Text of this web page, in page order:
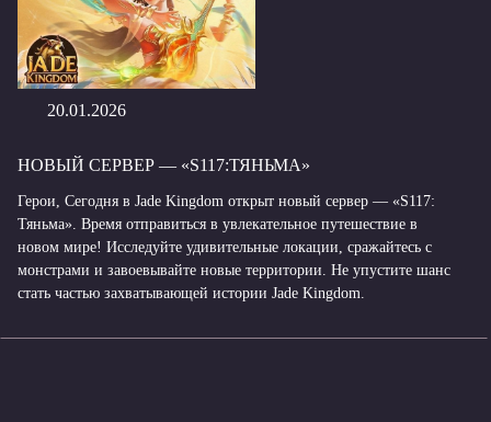
20.01.2026
НОВЫЙ СЕРВЕР — «S117:ТЯНЬМА»
Герои, Сегодня в Jade Kingdom открыт новый сервер — «S117:
Тяньма». Время отправиться в увлекательное путешествие в
новом мире! Исследуйте удивительные локации, сражайтесь с
монстрами и завоевывайте новые территории. Не упустите шанс
стать частью захватывающей истории Jade Kingdom.